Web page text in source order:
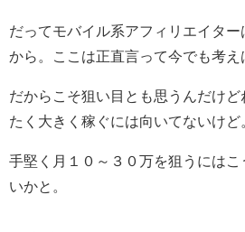
だってモバイル系アフィリエイタ
から。ここは正直言って今でも考え
だからこそ狙い目とも思うんだけ
たく大きく稼ぐには向いてないけど
手堅く月１０～３０万を狙うにはこ
いかと。